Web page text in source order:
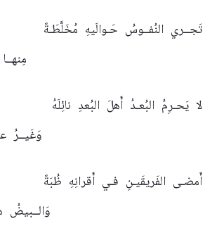
تَجــري النُفــوسُ حَـوالَيهِ مُخَلَّطَـةً
مِنهــا
لا يَحـرِمُ البُعـدُ أَهلَ البُعدِ نائِلَهُ
وَغَيــرُ
أَمضـى الفَريقَيـنِ فـي أَقرانِهِ ظُبَةً
وَالــبيضُ